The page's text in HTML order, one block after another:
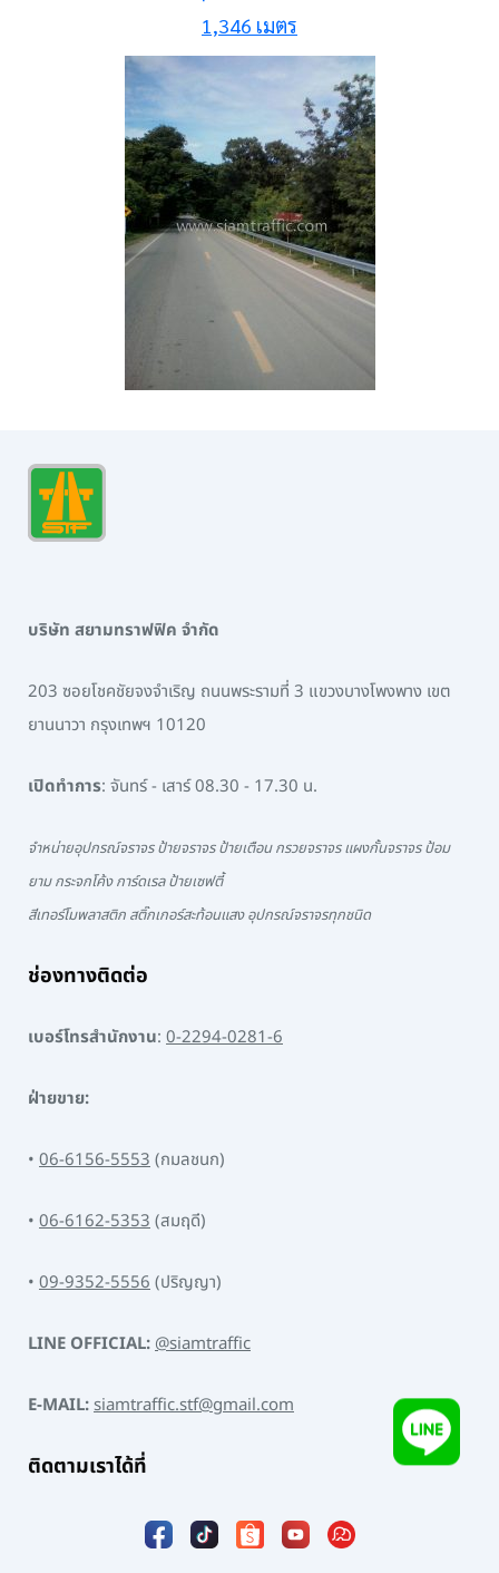
1,346 เมตร
บริษัท สยามทราฟฟิค จำกัด
203 ซอยโชคชัยจงจำเริญ ถนนพระรามที่ 3 แขวงบางโพงพาง เขต
ยานนาวา กรุงเทพฯ 10120
เปิดทำการ: จันทร์ - เสาร์ 08.30 - 17.30 น.
จำหน่ายอุปกรณ์จราจร ป้ายจราจร ป้ายเตือน กรวยจราจร แผงกั้นจราจร ป้อม
ยาม กระจกโค้ง การ์ดเรล ป้ายเซฟตี้
สีเทอร์โมพลาสติก สติ๊กเกอร์สะท้อนแสง อุปกรณ์จราจรทุกชนิด
ช่องทางติดต่อ
เบอร์โทรสำนักงาน: 0-2294-0281-6
ฝ่ายขาย:
• 06-6156-5553(กมลชนก)
• 06-6162-5353(สมฤดี)
• 09-9352-5556(ปริญญา)
LINE OFFICIAL:@siamtraffic
E-MAIL:siamtraffic.stf@gmail.com
ติดตามเราได้ที่